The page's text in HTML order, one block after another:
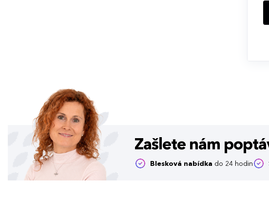
Zašlete nám
Blesková nabídka do 24 hodin